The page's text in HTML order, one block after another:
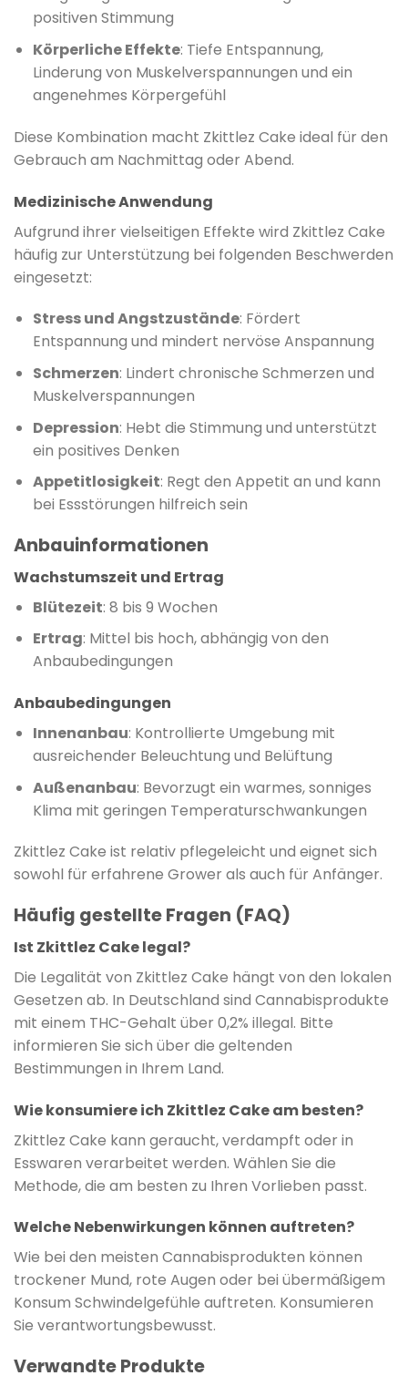
positiven Stimmung
Körperliche Effekte: Tiefe Entspannung,
Linderung von Muskelverspannungen und ein
angenehmes Körpergefühl
Diese Kombination macht Zkittlez Cake ideal für den
Gebrauch am Nachmittag oder Abend.
Medizinische Anwendung
Aufgrund ihrer vielseitigen Effekte wird Zkittlez Cake
häufig zur Unterstützung bei folgenden Beschwerden
eingesetzt:
Stress und Angstzustände: Fördert
Entspannung und mindert nervöse Anspannung
Schmerzen: Lindert chronische Schmerzen und
Muskelverspannungen
Depression: Hebt die Stimmung und unterstützt
ein positives Denken
Appetitlosigkeit: Regt den Appetit an und kann
bei Essstörungen hilfreich sein
Anbauinformationen
Wachstumszeit und Ertrag
Blütezeit: 8 bis 9 Wochen
Ertrag: Mittel bis hoch, abhängig von den
Anbaubedingungen
Anbaubedingungen
Innenanbau: Kontrollierte Umgebung mit
ausreichender Beleuchtung und Belüftung
Außenanbau: Bevorzugt ein warmes, sonniges
Klima mit geringen Temperaturschwankungen
Zkittlez Cake ist relativ pflegeleicht und eignet sich
sowohl für erfahrene Grower als auch für Anfänger.
Häufig gestellte Fragen (FAQ)
Ist Zkittlez Cake legal?
Die Legalität von Zkittlez Cake hängt von den lokalen
Gesetzen ab. In Deutschland sind Cannabisprodukte
mit einem THC-Gehalt über 0,2% illegal. Bitte
informieren Sie sich über die geltenden
Bestimmungen in Ihrem Land.
Wie konsumiere ich Zkittlez Cake am besten?
Zkittlez Cake kann geraucht, verdampft oder in
Esswaren verarbeitet werden. Wählen Sie die
Methode, die am besten zu Ihren Vorlieben passt.
Welche Nebenwirkungen können auftreten?
Wie bei den meisten Cannabisprodukten können
trockener Mund, rote Augen oder bei übermäßigem
Konsum Schwindelgefühle auftreten. Konsumieren
Sie verantwortungsbewusst.
Verwandte Produkte